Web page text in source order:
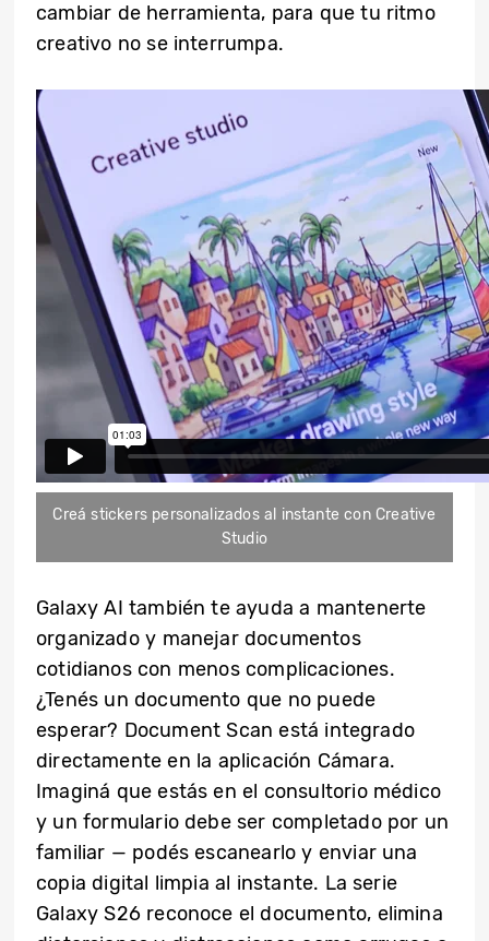
cambiar de herramienta, para que tu ritmo
creativo no se interrumpa.
Creá stickers personalizados al instante con Creative
Studio
Galaxy AI también te ayuda a mantenerte
organizado y manejar documentos
cotidianos con menos complicaciones.
¿Tenés un documento que no puede
esperar? Document Scan está integrado
directamente en la aplicación Cámara.
Imaginá que estás en el consultorio médico
y un formulario debe ser completado por un
familiar — podés escanearlo y enviar una
copia digital limpia al instante. La serie
Galaxy S26 reconoce el documento, elimina